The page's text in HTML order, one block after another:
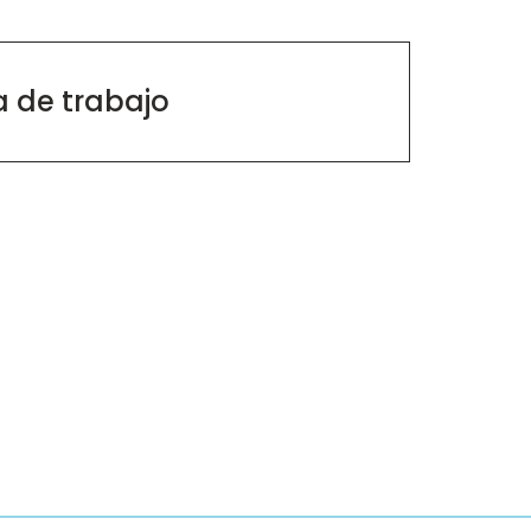
de trabajo